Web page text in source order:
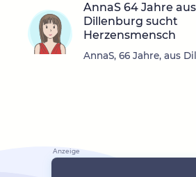
AnnaS 64 Jahre aus
Dillenburg sucht
Herzensmensch
AnnaS, 66 Jahre, aus